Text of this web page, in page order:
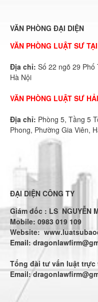
VĂN PHÒNG ĐẠI DIỆN
VĂN PHÒNG LUẬT SƯ
Địa chỉ: Số 22 ngõ 29
Hà Nội
VĂN PHÒNG LUẬT SƯ
Địa chỉ: Phòng 5, Tầng 5
Phong, Phường Gia Viên,
ĐẠI DIỆN CÔNG TY
Giám đốc : LS NGUYỄN
Mobile: 0983 019 109
Website:
Email:
Tổng đài tư vấn luật trực
Email: